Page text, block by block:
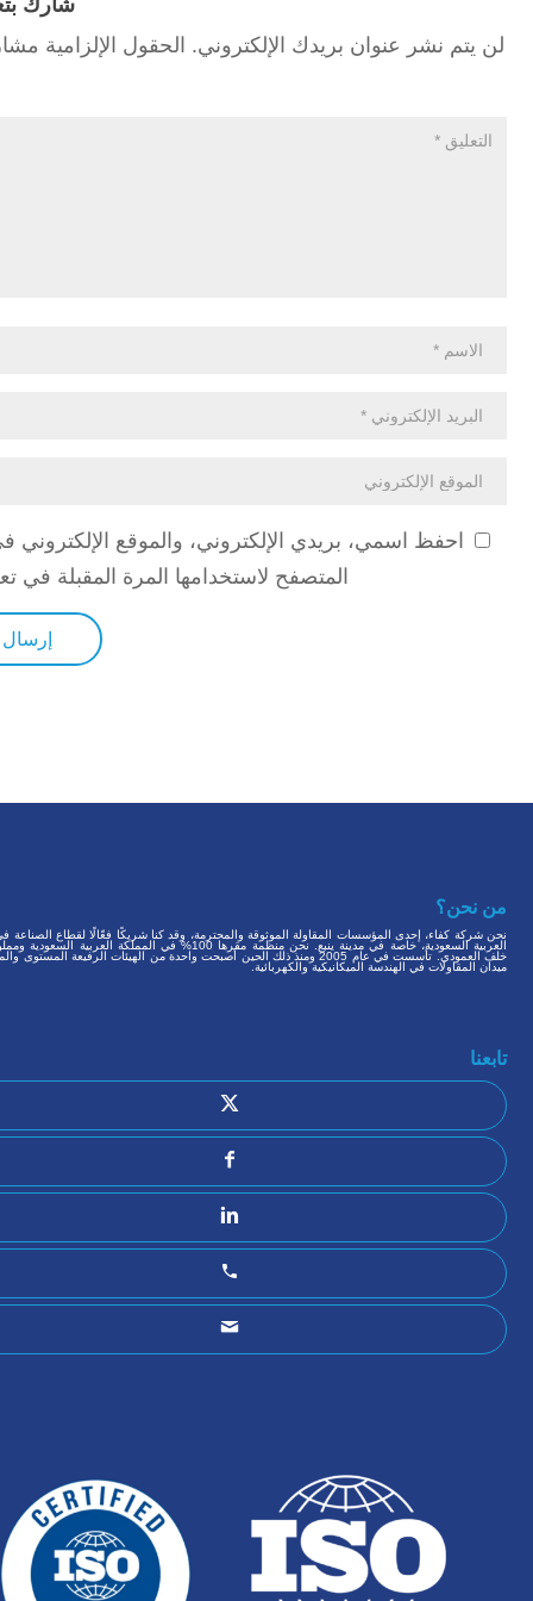
شارك
لن يتم نشر عنوان بريدك الإلكتروني. الحقول الإلزامية
احفظ اسمي، بريدي الإلكتروني، والموقع الإلكتروني
المتصفح لاستخدامها المرة المقبلة في
من نحن؟
نحن شركة كفاء، إحدى المؤسسات المقاولة الموثوقة والمحترمة، وقد كنا شريكًا فعّالًا لقطاع الصناعة
العربية السعودية، خاصة في مدينة ينبع. نحن منظمة مقرها 100% في المملكة العربية
خلف العمودي. تأسست في عام 2005 ومنذ ذلك الحين أصبحت واحدة من الهيئات الرفيعة
ميدان المقاولات في الهندسة الميكانيكية والكهربائية.
تابعنا